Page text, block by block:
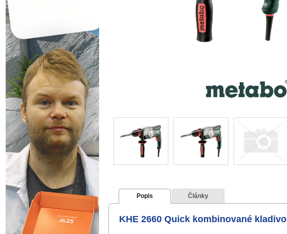
Popis Články
KHE 2660 Quick kombinované kladivo